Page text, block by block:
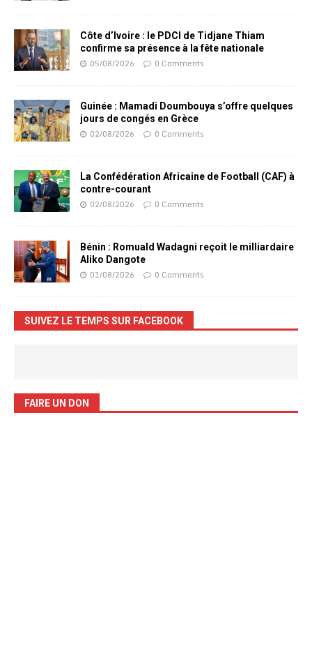
Côte d’Ivoire : le PDCI de Tidjane Thiam
confirme sa présence à la fête nationale
05/08/2026 0 Comments
Guinée : Mamadi Doumbouya s’offre quelques
jours de congés en Grèce
02/08/2026 0 Comments
La Confédération Africaine de Football (CAF) à
contre-courant
02/08/2026 0 Comments
Bénin : Romuald Wadagni reçoit le milliardaire
Aliko Dangote
01/08/2026 0 Comments
SUIVEZ LE TEMPS SUR FACEBOOK
FAIRE UN DON